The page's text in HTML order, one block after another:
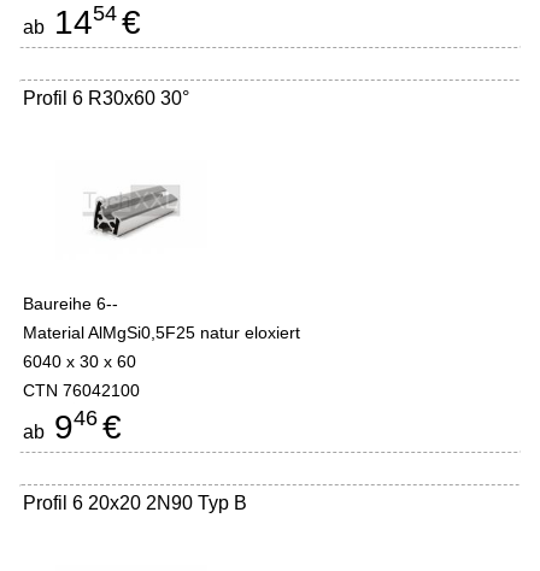
ab 1454 €
Profil 6 R30x60 30°
Baureihe 6--
Material AlMgSi0,5F25 natur eloxiert
6040 x 30 x 60
CTN 76042100
ab 946 €
Profil 6 20x20 2N90 Typ B